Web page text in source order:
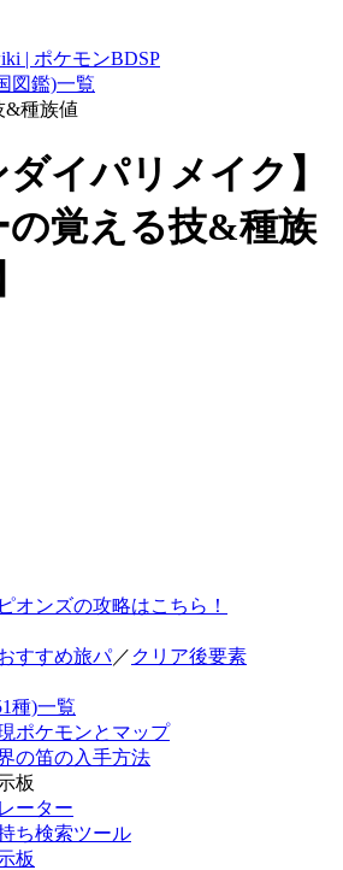
| ポケモンBDSP
図鑑)一覧
&種族値
ダイパリメイク】
の覚える技&種族
オンズの攻略はこちら！
すすめ旅パ／ クリア後要素
種)一覧
ポケモンとマップ
の笛の入手方法
板
ーター
ち検索ツール
板